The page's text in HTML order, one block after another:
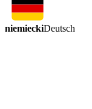
niemieckiDeutsch